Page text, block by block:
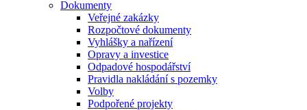
Dokumenty
Veřejné zakázky
Rozpočtové dokumenty
Vyhlášky a nařízení
Opravy a investice
Odpadové hospodářství
Pravidla nakládání s pozemky
Volby
Podpořené projekty